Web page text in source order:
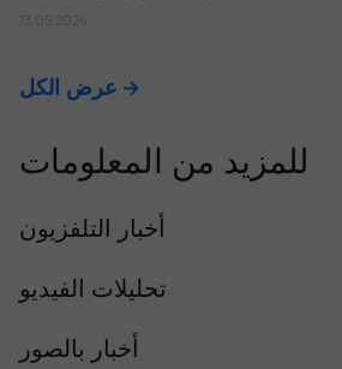
13.05.2024
عرض الكل
للمزيد من المعلومات
أخبار التلفزيون
تحليلات الفيديو
أخبار بالصور